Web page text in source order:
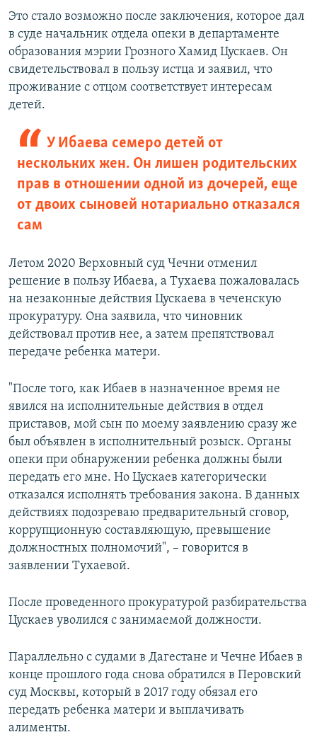
Это стало возможно после заключения, которое дал
в суде начальник отдела опеки в департаменте
образования мэрии Грозного Хамид Цускаев. Он
свидетельствовал в пользу истца и заявил, что
проживание с отцом соответствует интересам
детей.
У Ибаева семеро детей от
нескольких жен. Он лишен родительских
прав в отношении одной из дочерей, еще
от двоих сыновей нотариально отказался
сам
Летом 2020 Верховный суд Чечни отменил
решение в пользу Ибаева, а Тухаева пожаловалась
на незаконные действия Цускаева в чеченскую
прокуратуру. Она заявила, что чиновник
действовал против нее, а затем препятствовал
передаче ребенка матери.
"После того, как Ибаев в назначенное время не
явился на исполнительные действия в отдел
приставов, мой сын по моему заявлению сразу же
был объявлен в исполнительный розыск. Органы
опеки при обнаружении ребенка должны были
передать его мне. Но Цускаев категорически
отказался исполнять требования закона. В данных
действиях подозреваю предварительный сговор,
коррупционную составляющую, превышение
должностных полномочий", – говорится в
заявлении Тухаевой.
После проведенного прокуратурой разбирательства
Цускаев уволился с занимаемой должности.
Параллельно с судами в Дагестане и Чечне Ибаев в
конце прошлого года снова обратился в Перовский
суд Москвы, который в 2017 году обязал его
передать ребенка матери и выплачивать
алименты.